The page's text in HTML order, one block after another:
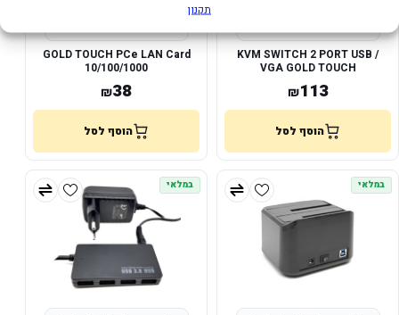
תקנון
KVM SWITCH 2 PORT USB /
VGA GOLD TOUCH
₪113
הוסף לסל
GOLD TOUCH PCe LAN Card
10/100/1000
₪38
הוסף לסל
במלאי במלאי